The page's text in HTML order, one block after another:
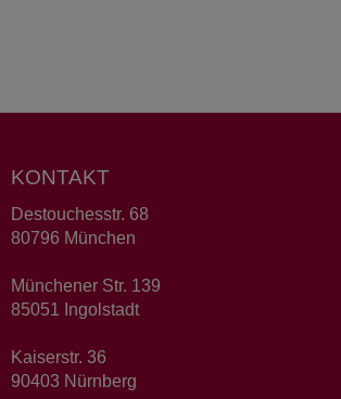
KONTAKT
Destouchesstr. 68
80796 München
Münchener Str. 139
85051 Ingolstadt
Kaiserstr. 36
90403 Nürnberg